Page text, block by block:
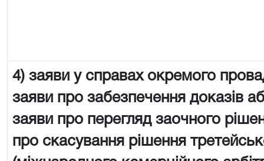
4) заяви у справах окремого
заяви про забезпечення доказів
заяви про перегляд заочного
про скасування рішення